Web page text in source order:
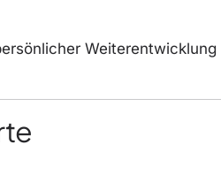
Weiterentwicklung